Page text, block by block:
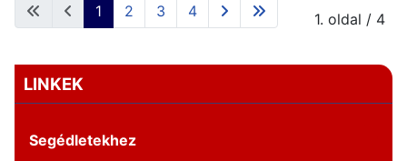
LINKEK
Segédletekhez
1. oldal / 4
1 2 3 4